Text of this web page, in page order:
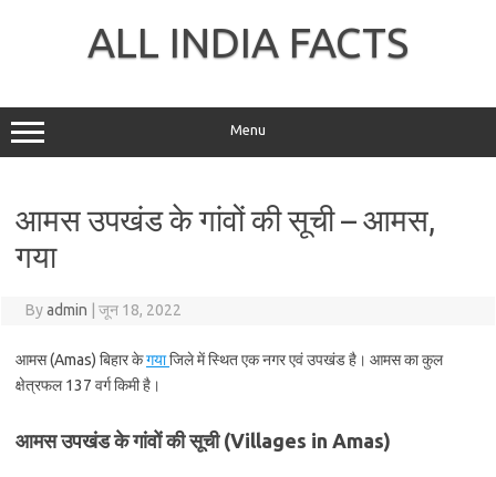
ALL INDIA FACTS
Menu
आमस उपखंड के गांवों की सूची – आमस,
गया
Byadmin जून 18, 2022
आमस (Amas) बिहार केगयाजिले में स्थित एक नगर एवं उपखंड है। आमस का कुल
क्षेत्रफल 137 वर्ग किमी है।
आमस उपखंड के गांवों की सूची (Villages in Amas)